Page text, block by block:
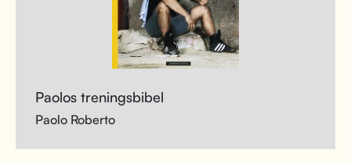
Paolos treningsbibel
Paolo Roberto